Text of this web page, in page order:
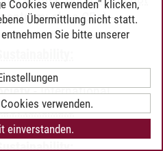
ohne CPs)-
Ecosystems,
-International
(ehemals
CPs)-Englisch B2.2
Cookies verwenden" klicken,
Übermittlung nicht statt.
Sie bitte unserer
verwenden.
einverstanden.